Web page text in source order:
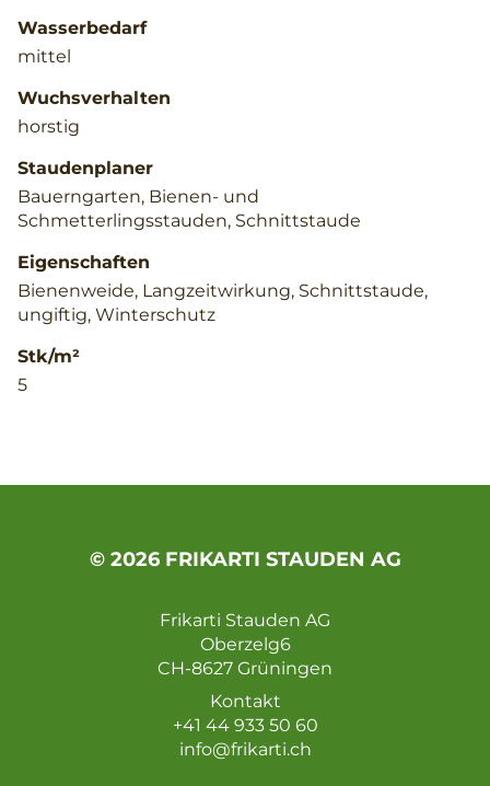
Wasserbedarf
mittel
Wuchsverhalten
horstig
Staudenplaner
Bauerngarten, Bienen- und
Schmetterlingsstauden, Schnittstaude
Eigenschaften
Bienenweide, Langzeitwirkung, Schnittstaude,
ungiftig, Winterschutz
Stk/m²
5
© 2026 FRIKARTI STAUDEN AG
Frikarti Stauden AG
Oberzelg6
CH-8627 Grüningen
Kontakt
+41 44 933 50 60
info@frikarti.ch